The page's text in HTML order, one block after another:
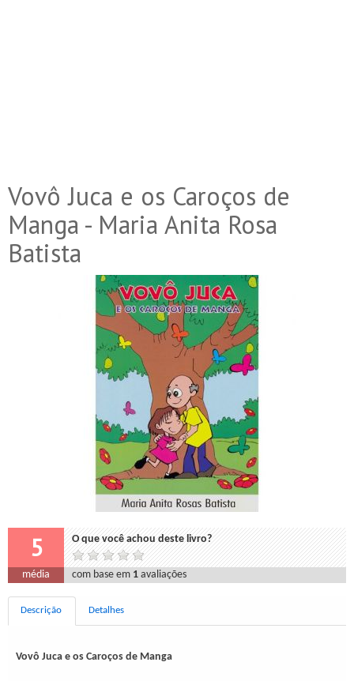
Vovô Juca e os Caroços de
Manga - Maria Anita Rosa
Batista
5 O que você achou deste livro?
média com base em 1 avaliações
Descrição Detalhes
Vovô Juca e os Caroços de Manga